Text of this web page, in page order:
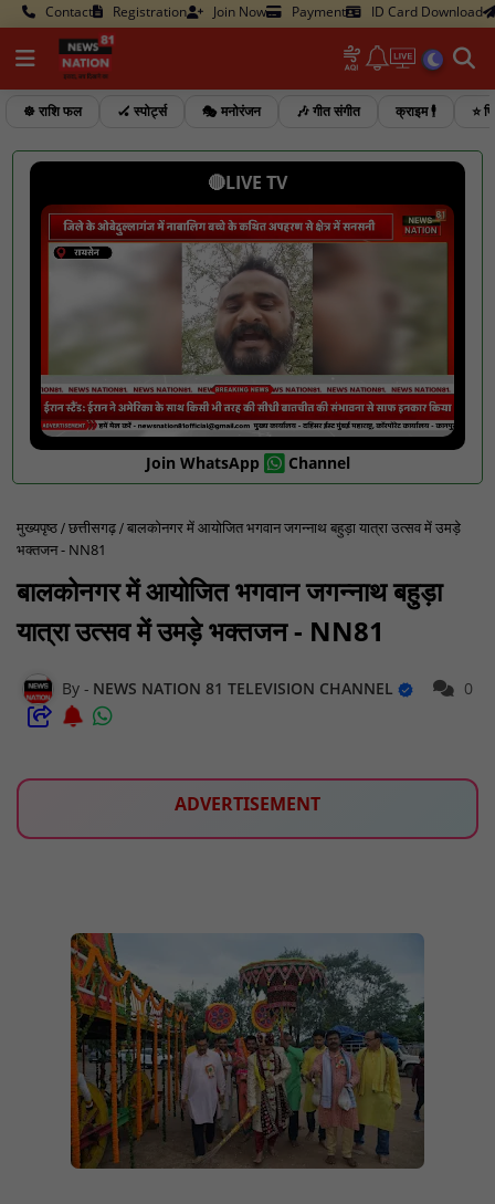
Contact Registration Join Now Payment ID Card Download
☸️ राशि फल 🏑 स्पोर्ट्स 🎭 मनोरंजन 🎶 गीत संगीत क्राइम 🕴️ ⭐
🔴LIVE TV
Join WhatsApp Channel
मुख्यपृष्ठ छत्तीसगढ़ बालकोनगर में आयोजित भगवान जगन्नाथ बहुड़ा यात्रा उत्सव में उमड़े
भक्तजन - NN81
बालकोनगर में आयोजित भगवान जगन्नाथ बहुड़ा
यात्रा उत्सव में उमड़े भक्तजन - NN81
NEWS NATION 81 TELEVISION CHANNEL 0
ADVERTISEMENT